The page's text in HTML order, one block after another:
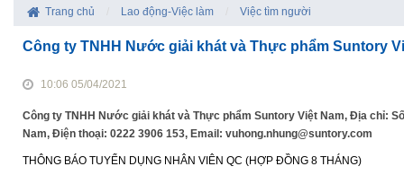
Trang chủ Lao động-Việc làm Việc tìm người
Công ty TNHH Nước giải khát và Thực phẩm Suntory
10:06 05/04/2021
Công ty TNHH Nước giải khát và Thực phẩm Suntory Việt Nam, Địa chỉ:
Nam, Điện thoại: 0222 3906 153, Email: vuhong.nhung@suntory.com
THÔNG BÁO TUYỂN DỤNG NHÂN VIÊN QC (HỢP ĐỒNG 8 THÁNG)